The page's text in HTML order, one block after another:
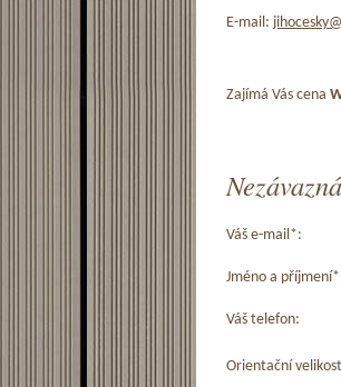
E-mail:
Zajímá Vás cena
Váš e-mail*:
Jméno a
Váš telefon:
Orientační